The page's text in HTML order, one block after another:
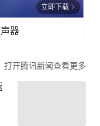
立即下载
器
打开腾讯新闻查看更多